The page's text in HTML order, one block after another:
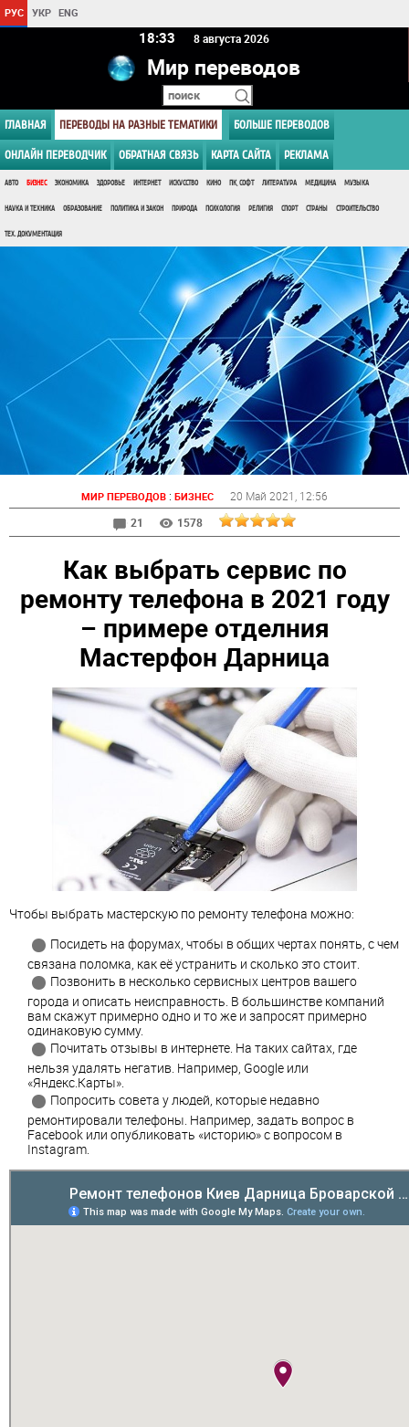
РУС УКР ENG
18 33 8 августа 2026
Мир переводов
ГЛАВНАЯ ПЕРЕВОДЫ НА РАЗНЫЕ ТЕМАТИКИ БОЛЬШЕ ПЕРЕВОДОВ
ОНЛАЙН ПЕРЕВОДЧИК ОБРАТНАЯ СВЯЗЬ КАРТА САЙТА РЕКЛАМА
АВТО БИЗНЕС ЭКОНОМИКА ЗДОРОВЬЕ ИНТЕРНЕТ ИСКУССТВО КИНО ПК, СОФТ ЛИТЕРАТУРА МЕДИЦИНА МУЗЫКА
НАУКА И ТЕХНИКА ОБРАЗОВАНИЕ ПОЛИТИКА И ЗАКОН ПРИРОДА ПСИХОЛОГИЯ РЕЛИГИЯ СПОРТ СТРАНЫ СТРОИТЕЛЬСТВО
ТЕХ. ДОКУМЕНТАЦИЯ
МИР ПЕРЕВОДОВ : БИЗНЕС 20 Май 2021 , 12:56
21
1578
Как выбрать сервис по
ремонту телефона в 2021 году
– примере отделния
Мастерфон Дарница
Чтобы выбрать мастерскую по ремонту телефона можно:
Посидеть на форумах, чтобы в общих чертах понять, с чем
связана поломка, как её устранить и сколько это стоит.
Позвонить в несколько сервисных центров вашего
города и описать неисправность. В большинстве компаний
вам скажут примерно одно и то же и запросят примерно
одинаковую сумму.
Почитать отзывы в интернете. На таких сайтах, где
нельзя удалять негатив. Например, Google или
«Яндекс.Карты».
Попросить совета у людей, которые недавно
ремонтировали телефоны. Например, задать вопрос в
Facebook или опубликовать «историю» с вопросом в
Instagram.